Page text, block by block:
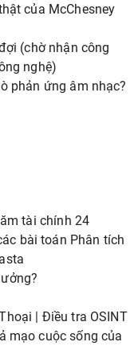
của McChesney
(chờ nhận công
nghệ)
phản ứng âm nhạc?
tài chính 24
bài toán Phân tích
| Điều tra OSINT
mạo cuộc sống của